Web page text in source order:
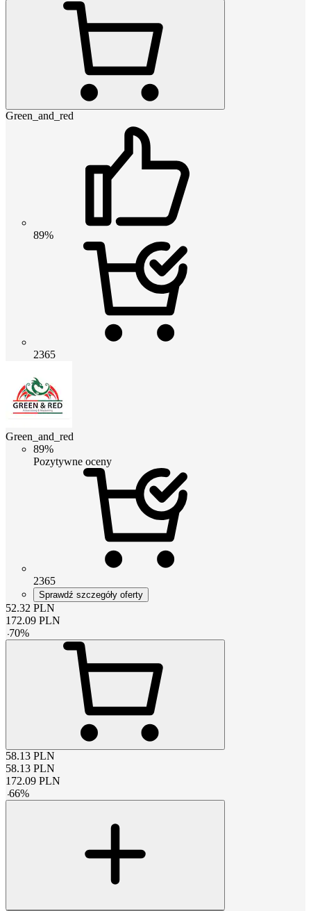
Green_and_red
89%
2365
Green_and_red
89%
Pozytywne oceny
2365
Sprawdź szczegóły oferty
52.32 PLN
172.09 PLN
-70%
58.13 PLN
58.13 PLN
172.09 PLN
-66%